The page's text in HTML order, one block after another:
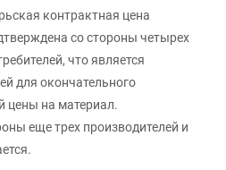
контрактная цена
со стороны четырех
что является
для окончательного
цены на материал.
еще трех производителей и